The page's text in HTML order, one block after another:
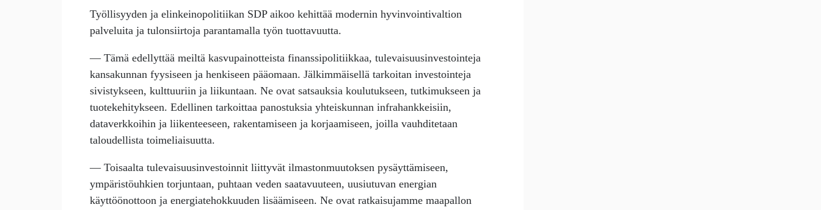
Työllisyyden ja elinkeinopolitiikan SDP aikoo kehittää modernin hyvinvointivaltion
palveluita ja tulonsiirtoja parantamalla työn tuottavuutta.
— Tämä edellyttää meiltä kasvupainotteista finanssipolitiikkaa, tulevaisuusinvestointeja
kansakunnan fyysiseen ja henkiseen pääomaan. Jälkimmäisellä tarkoitan investointeja
sivistykseen, kulttuuriin ja liikuntaan. Ne ovat satsauksia koulutukseen, tutkimukseen ja
tuotekehitykseen. Edellinen tarkoittaa panostuksia yhteiskunnan infrahankkeisiin,
dataverkkoihin ja liikenteeseen, rakentamiseen ja korjaamiseen, joilla vauhditetaan
taloudellista toimeliaisuutta.
— Toisaalta tulevaisuusinvestoinnit liittyvät ilmastonmuutoksen pysäyttämiseen,
ympäristöuhkien torjuntaan, puhtaan veden saatavuuteen, uusiutuvan energian
käyttöönottoon ja energiatehokkuuden lisäämiseen. Ne ovat ratkaisujamme maapallon